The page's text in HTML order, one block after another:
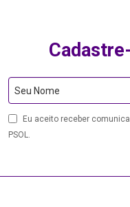
Seu Nome
Email
Address
Eu aceito receber
PSOL.